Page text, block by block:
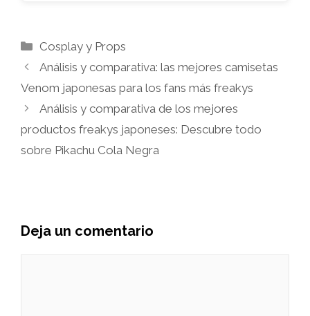
Categorías
Cosplay y Props
Análisis y comparativa: las mejores camisetas
Venom japonesas para los fans más freakys
Análisis y comparativa de los mejores
productos freakys japoneses: Descubre todo
sobre Pikachu Cola Negra
Deja un comentario